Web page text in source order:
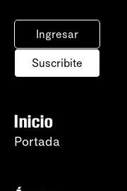
Ingresar
Suscribite
Inicio
Portada